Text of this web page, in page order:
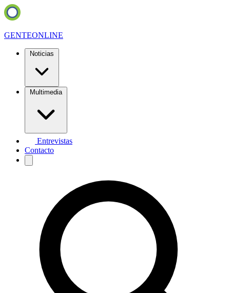
GENTEONLINE
Noticias
Multimedia
Entrevistas
Contacto